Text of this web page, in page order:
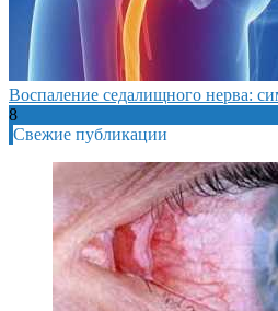
Воспаление седалищного нерва:
8
Свежие публикации